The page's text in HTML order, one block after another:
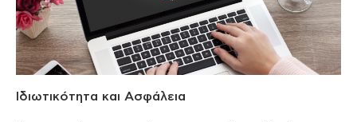
Ιδιωτικότητα και Ασφάλεια